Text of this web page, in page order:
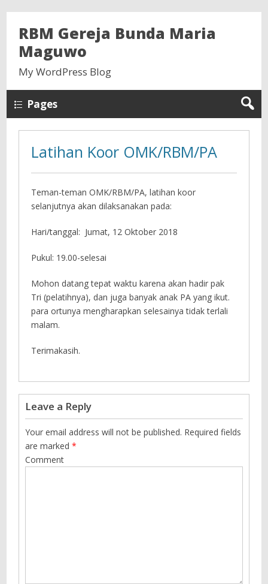
RBM Gereja Bunda Maria
Maguwo
My WordPress Blog
Pages
Latihan Koor OMK/RBM/PA
Teman-teman OMK/RBM/PA, latihan koor
selanjutnya akan dilaksanakan pada:
Hari/tanggal: Jumat, 12 Oktober 2018
Pukul: 19.00-selesai
Mohon datang tepat waktu karena akan hadir pak
Tri (pelatihnya), dan juga banyak anak PA yang ikut.
para ortunya mengharapkan selesainya tidak terlali
malam.
Terimakasih.
Leave a Reply
Your email address will not be published. Required fields
are marked*
Comment